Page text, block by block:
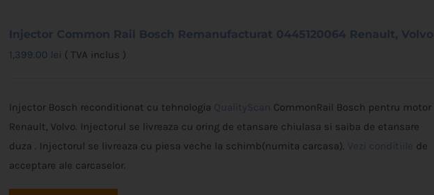
variații.
alese
în
pagina
Injector Common Rail Bosch Remanufacturat 0445120064 Renault, Volvo
1,399.00 lei ( TVA inclus )
Injector Bosch reconditionat cu tehnologia QualityScan CommonRail Bosch pentru motor
Renault, Volvo. Injectorul se livreaza cu oring de etansare chiulasa si saiba de etansare
duza . Injectorul se livreaza cu piesa veche la schimb(numita carcasa). Vezi conditiile de
acceptare ale carcaselor.